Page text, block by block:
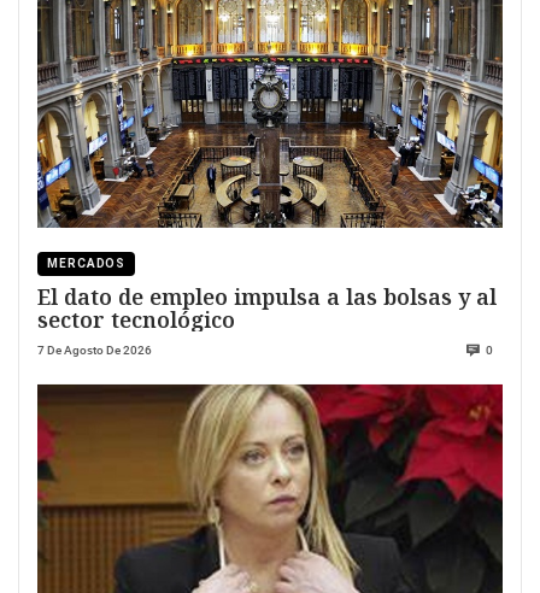
MERCADOS
El dato de empleo impulsa a las bolsas y al
sector tecnológico
7 De Agosto De 2026 0